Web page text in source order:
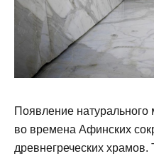
Появление
во времена Афинских
древнегреческих храмов.